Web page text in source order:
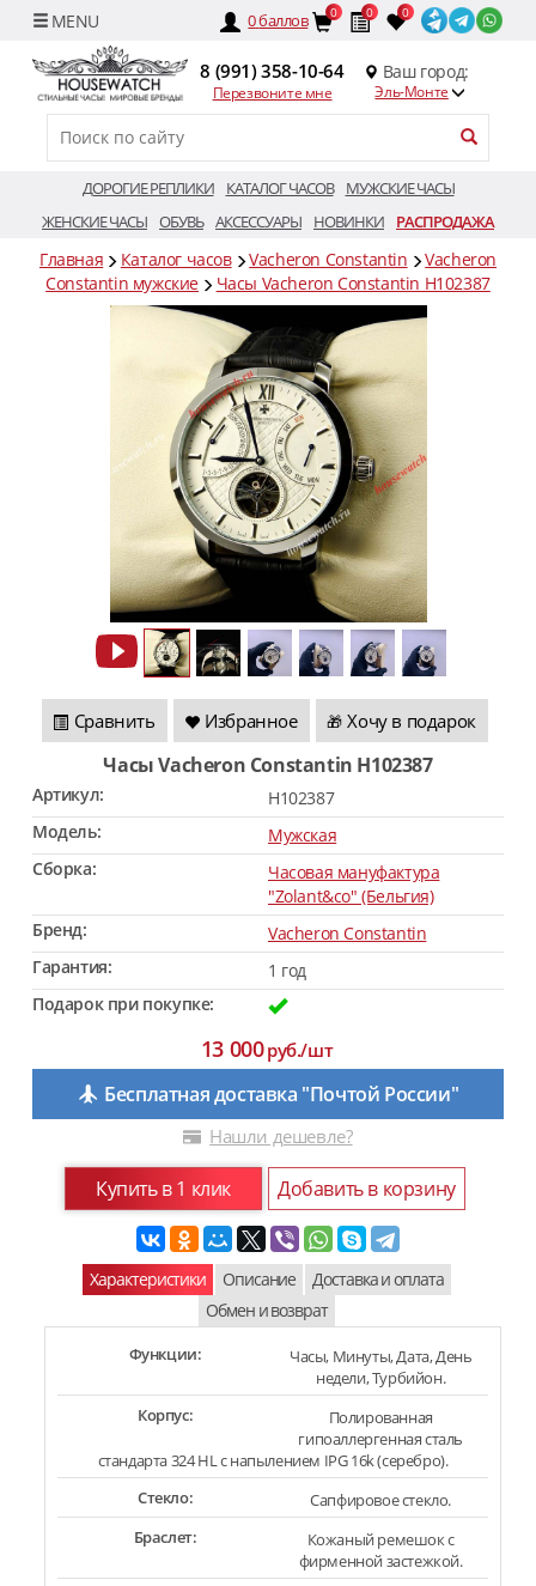
0баллов 0 0 0
8 (991) 358-10-64
Перезвоните мне
Ваш город:
Эль-Монте
ДОРОГИЕ РЕПЛИКИ КАТАЛОГ ЧАСОВ
МУЖСКИЕ ЧАСЫ
ЖЕНСКИЕ ЧАСЫ ОБУВЬ АКСЕССУАРЫ НОВИНКИ РАСПРОДАЖА
Главная Каталог часов Vacheron Constantin
Vacheron
Constantin мужские
Часы Vacheron Constantin H102387
Сравнить Избранное 🎁 Хочу в подарок
Часы Vacheron Constantin H102387
Артикул:
H102387
Модель:
Мужская
Сборка:
Часовая мануфактура
"Zolant&co" (Бельгия)
Бренд:
Vacheron Constantin
Гарантия:
1 год
Подарок при покупке:
13 000руб./шт
Бесплатная доставка "Почтой России"
Нашли дешевле?
Купить в 1 клик Добавить в корзину
Характеристики Описание
Доставка и оплата
Обмен и возврат
Функции:
Часы, Минуты, Дата, День
недели, Турбийон.
Корпус:
Полированная
гипоаллергенная сталь
стандарта 324 HL с напылением IPG 16k (серебро).
Стекло:
Сапфировое стекло.
Браслет:
Кожаный ремешок с
фирменной застежкой.